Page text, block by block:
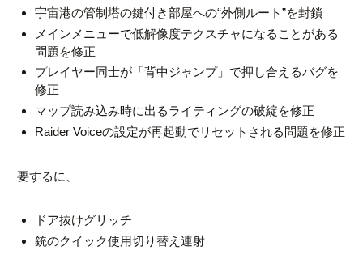
宇宙港の管制塔の鍵付き部屋への“外側ルート”を封鎖
メインメニューで低解像度テクスチャになることがある
問題を修正
プレイヤー同士が「背中ジャンプ」で押し合えるバグを
修正
マップ読み込み時に出るライティングの破綻を修正
Raider Voiceの設定が再起動でリセットされる問題を修正
要するに、
ドア抜けグリッチ
銃のクイック使用切り替え連射